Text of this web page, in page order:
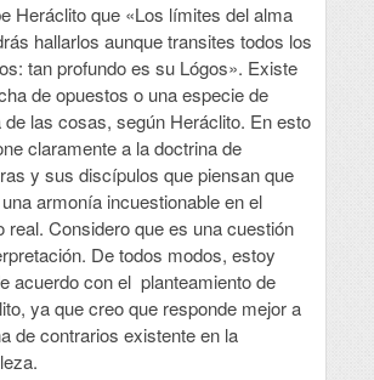
Heráclito que «Los límites del alma
hallarlos aunque transites todos los
tan profundo es su Lógos». Existe
de opuestos o una especie de
de las cosas, según Heráclito. En esto
claramente a la doctrina de
y sus discípulos que piensan que
armonía incuestionable en el
real. Considero que es una cuestión
De todos modos, estoy
acuerdo con el planteamiento de
ya que creo que responde mejor a
de contrarios existente en la